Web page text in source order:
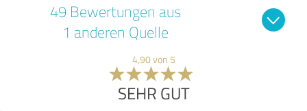
49 Bewertungen aus
1 anderen Quelle
4,90 von 5
SEHR GUT